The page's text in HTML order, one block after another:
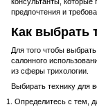
предпочтения и
Как выбрать
Для того чтобы
салонного
из сферы трихологии.
Выбирать технику для
Определитесь с тем,